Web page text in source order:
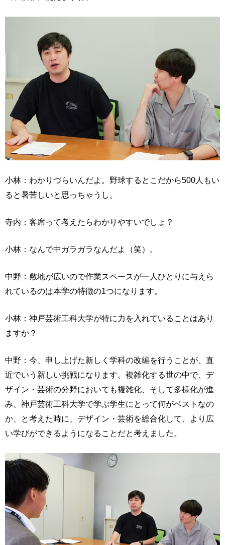
小林：わかりづらいんだよ。野球するとこだから500人もい
ると暑苦しいと思っちゃうし。
寺内：客席って考えたらわかりやすいでしょ？
小林：なんで中ガラガラなんだよ（笑）。
中野：敷地が広いので作業スペースが一人ひとりに与えら
れているのは本学の特徴の1つになります。
小林：神戸芸術工科大学が特に力を入れていることはあり
ますか？
中野：今、申し上げた新しく学科の改編を行うことが、直
近でいう新しい挑戦になります。複雑化する世の中で、デ
ザイン・芸術の分野においても複雑化、そして多様化が進
み、神戸芸術工科大学で学ぶ学生にとって何がベストなの
か、と考えた時に、デザイン・芸術を総合化して、より広
い学びができるようになることだと考えました。